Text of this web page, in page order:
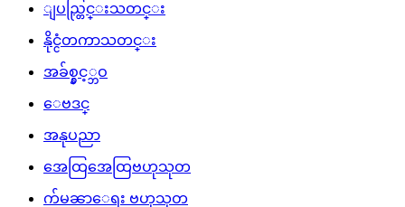
ျပည္တြင္းသတင္း
နိုင္ငံတကာသတင္း
အခ်စ္နွင့္ဘဝ
ေဗဒင္
အနုပညာ
အေထြအေထြဗဟုသုတ
က်မၼာေရး ဗဟုသုတ